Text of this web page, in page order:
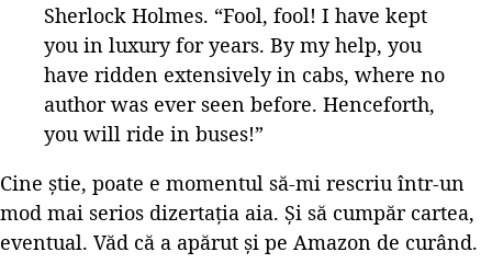
Sherlock Holmes. “Fool, fool! I have kept
you in luxury for years. By my help, you
have ridden extensively in cabs, where no
author was ever seen before. Henceforth,
you will ride in buses!”
Cine știe, poate e momentul să-mi rescriu într-un
mod mai serios dizertația aia. Și să cumpăr cartea,
eventual. Văd că a apărut și pe Amazon de curând.